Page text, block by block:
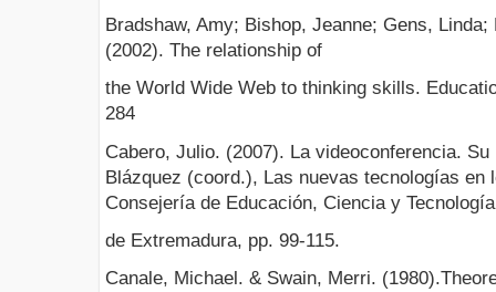
Bradshaw, Amy; Bishop, Jeanne; Gens,
(2002). The relationship of
the World Wide Web to thinking skills.
284
Cabero, Julio. (2007). La videoconferencia.
Blázquez (coord.), Las nuevas tecnologías
Consejería de Educación, Ciencia y
de Extremadura, pp. 99-115.
Canale, Michael. & Swain, Merri.